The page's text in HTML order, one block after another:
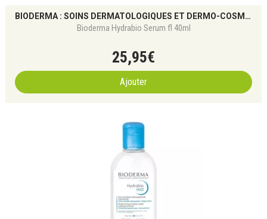
BIODERMA : SOINS DERMATOLOGIQUES ET DERMO-COSMÉTIQUES POUR TOUS LES TYPES DE PEAU
Bioderma Hydrabio Serum fl 40ml
25,95€
Ajouter